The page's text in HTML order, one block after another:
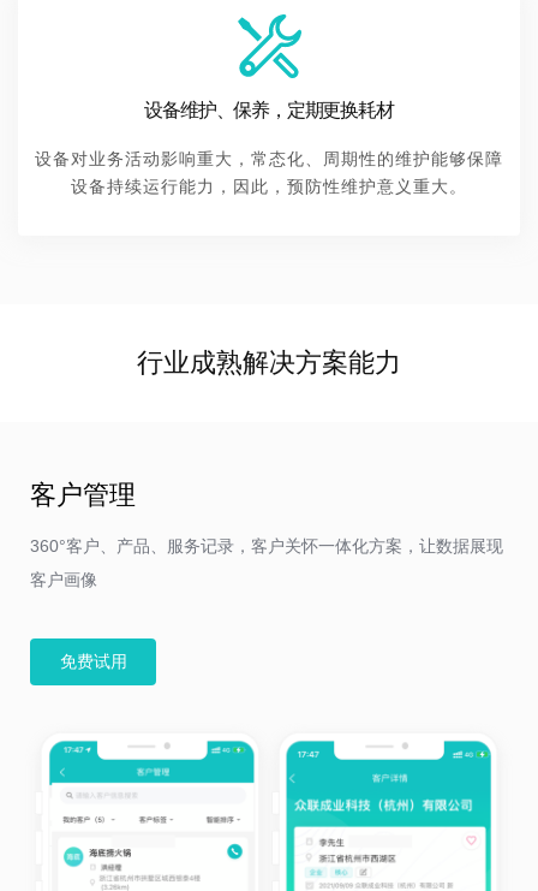
设备维护、保养，定期更换耗材
设备对业务活动影响重大，常态化、周期性的维护能够保障
设备持续运行能力，因此，预防性维护意义重大。
行业成熟解决方案能力
客户管理
360°客户、产品、服务记录，客户关怀一体化方案，让数据展现
客户画像
免费试用